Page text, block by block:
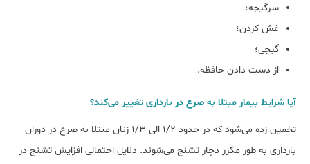
سرگیجه؛
غش کردن؛
گیجی؛
از دست دادن حافظه.
آیا شرایط بیمار مبتلا به صرع در بارداری تغییر می‌کند؟
تخمین زده می‌شود که در حدود 1/2 الی 1/3 زنان مبتلا به صرع در دوران
بارداری به طور مکرر دچار تشنج می‌شوند. دلایل احتمالی افزایش تشنج در